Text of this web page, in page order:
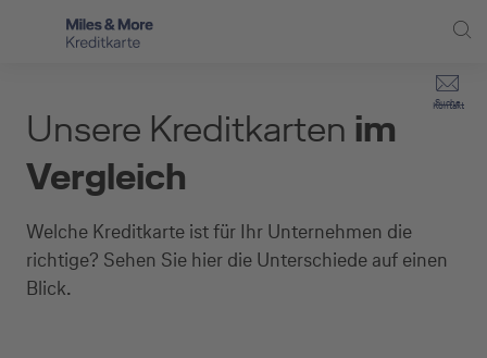
Direkt zur Suche (Enter drücken)
Direkt zum Hauptinhalt (Enter drücken)
Kontakt
Suche
Selbstständige
Unternehmen
Service
Kreditkarten für Ihre Mitarbeitenden
Kreditkarten-Banking
Unsere Kreditkarten im
Vergleich
Welche Kreditkarte ist für Ihr Unternehmen die
richtige? Sehen Sie hier die Unterschiede auf einen
Blick.